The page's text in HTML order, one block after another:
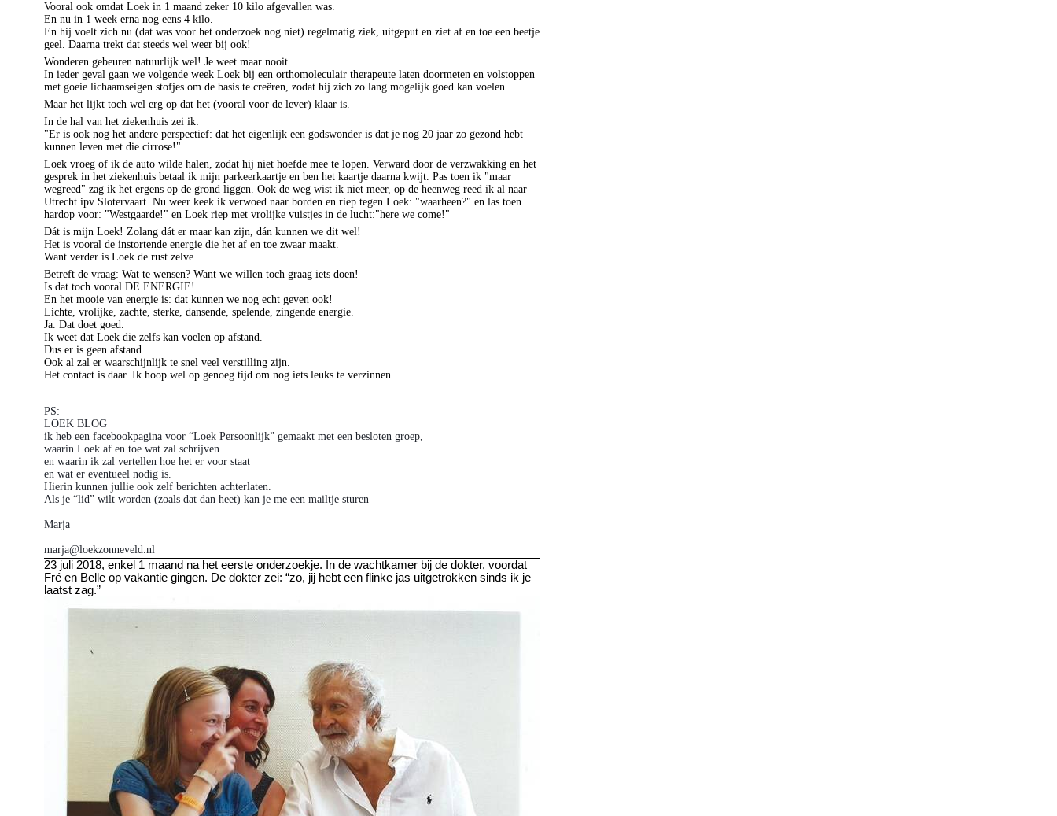
Vooral ook omdat Loek in 1 maand zeker 10 kilo afgevallen was.
En nu in 1 week erna nog eens 4 kilo.
En hij voelt zich nu (dat was voor het onderzoek nog niet) regelmatig ziek, uitgeput en ziet af en toe een beetje
geel. Daarna trekt dat steeds wel weer bij ook!
Wonderen gebeuren natuurlijk wel! Je weet maar nooit.
In ieder geval gaan we volgende week Loek bij een orthomoleculair therapeute laten doormeten en volstoppen
met goeie lichaamseigen stofjes om de basis te creëren, zodat hij zich zo lang mogelijk goed kan voelen.
Maar het lijkt toch wel erg op dat het (vooral voor de lever) klaar is.
In de hal van het ziekenhuis zei ik:
"Er is ook nog het andere perspectief: dat het eigenlijk een godswonder is dat je nog 20 jaar zo gezond hebt
kunnen leven met die cirrose!"
Loek vroeg of ik de auto wilde halen, zodat hij niet hoefde mee te lopen. Verward door de verzwakking en het
gesprek in het ziekenhuis betaal ik mijn parkeerkaartje en ben het kaartje daarna kwijt. Pas toen ik "maar
wegreed" zag ik het ergens op de grond liggen. Ook de weg wist ik niet meer, op de heenweg reed ik al naar
Utrecht ipv Slotervaart. Nu weer keek ik verwoed naar borden en riep tegen Loek: "waarheen?" en las toen
hardop voor: "Westgaarde!" en Loek riep met vrolijke vuistjes in de lucht:"here we come!"
Dát is mijn Loek! Zolang dát er maar kan zijn, dán kunnen we dit wel!
Het is vooral de instortende energie die het af en toe zwaar maakt.
Want verder is Loek de rust zelve.
Betreft de vraag: Wat te wensen? Want we willen toch graag iets doen!
Is dat toch vooral DE ENERGIE!
En het mooie van energie is: dat kunnen we nog echt geven ook!
Lichte, vrolijke, zachte, sterke, dansende, spelende, zingende energie.
Ja. Dat doet goed.
Ik weet dat Loek die zelfs kan voelen op afstand.
Dus er is geen afstand.
Ook al zal er waarschijnlijk te snel veel verstilling zijn.
Het contact is daar. Ik hoop wel op genoeg tijd om nog iets leuks te verzinnen.
PS:
LOEK BLOG
ik heb een facebookpagina voor “Loek Persoonlijk” gemaakt met een besloten groep,
waarin Loek af en toe wat zal schrijven
en waarin ik zal vertellen hoe het er voor staat
en wat er eventueel nodig is.
Hierin kunnen jullie ook zelf berichten achterlaten.
Als je “lid” wilt worden (zoals dat dan heet) kan je me een mailtje sturen
Marja
marja@loekzonneveld.nl
23 juli 2018, enkel 1 maand na het eerste onderzoekje. In de wachtkamer bij de dokter, voordat
Fré en Belle op vakantie gingen. De dokter zei: “zo, jij hebt een flinke jas uitgetrokken sinds ik je
laatst zag.”